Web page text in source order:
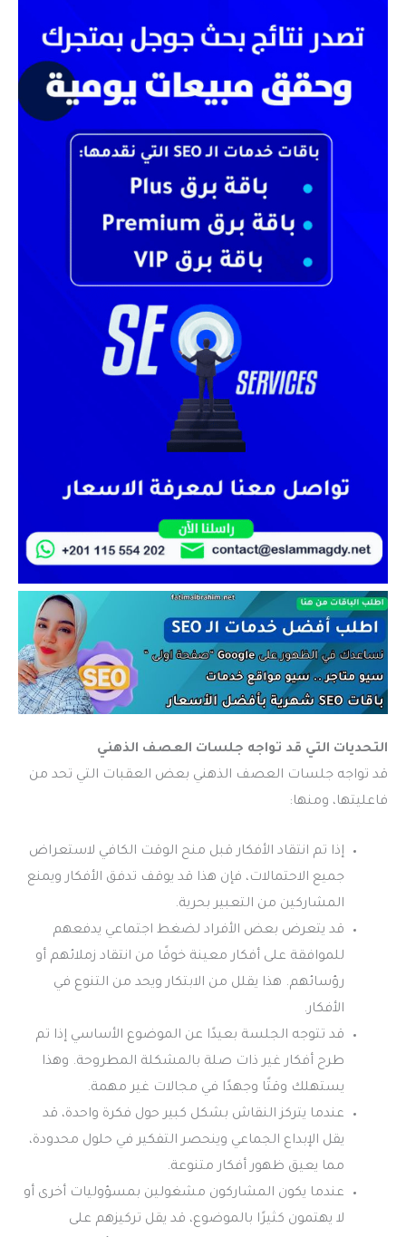
التحديات التي قد تواجه جلسات العصف الذهني
قد تواجه جلسات العصف الذهني بعض العقبات التي تحد من
فاعليتها، ومنها:
إذا تم انتقاد الأفكار قبل منح الوقت الكافي لاستعراض
جميع الاحتمالات، فإن هذا قد يوقف تدفق الأفكار ويمنع
المشاركين من التعبير بحرية.
قد يتعرض بعض الأفراد لضغط اجتماعي يدفعهم
للموافقة على أفكار معينة خوفًا من انتقاد زملائهم أو
رؤسائهم. هذا يقلل من الابتكار ويحد من التنوع في
الأفكار.
قد تتوجه الجلسة بعيدًا عن الموضوع الأساسي إذا تم
طرح أفكار غير ذات صلة بالمشكلة المطروحة. وهذا
يستهلك وقتًا وجهدًا في مجالات غير مهمة.
عندما يتركز النقاش بشكل كبير حول فكرة واحدة، قد
يقل الإبداع الجماعي وينحصر التفكير في حلول محدودة،
مما يعيق ظهور أفكار متنوعة.
عندما يكون المشاركون مشغولين بمسؤوليات أخرى أو
لا يهتمون كثيرًا بالموضوع، قد يقل تركيزهم على